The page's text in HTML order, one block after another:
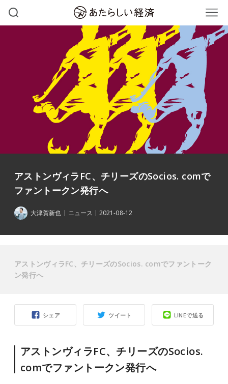
アストンヴィラFC、チリーズのSocios. comで
ファントークン発行へ
大津賀新也 ニュース 2021-08-12
シェア ツイート LINEで送る
アストンヴィラFC、チリーズのSocios.
comでファントークン発行へ
アストンヴィラFC、チリーズのSocios. comでファントーク
ン発行へ